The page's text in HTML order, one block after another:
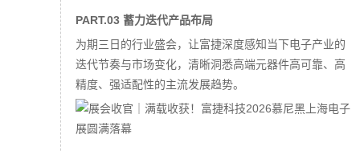
PART.03 蓄力迭代产品布局
为期三日的行业盛会，让富捷深度感知当下电子产业的
迭代节奏与市场变化，清晰洞悉高端元器件高可靠、高
精度、强适配性的主流发展趋势。